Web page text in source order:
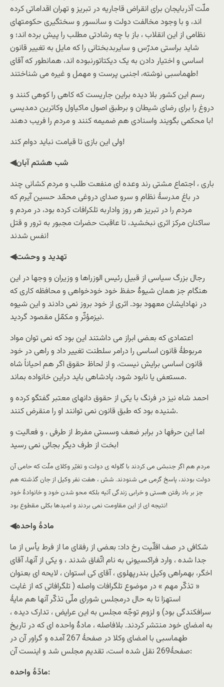
ملّت آذربایجان برای انقراض قاجاریه در تبریز و تهران اقداماتی کرده
اند، و با وجود مخالفت دولت و سانسور و سختگیری حکومتهای
نظامی از این انقلاب ، باز با چه رشادتی مطلب را پیش برده اند؛ و
شاید براستی مدرّس و سایربدبختانی را که مایل به تغییر قانون
اساسی و اختیار دادن به یک دیکتاتورنبوده اند، همانطور که آقای
طهماسبی نوشته، اجنبی پرست و مهمل و غیره می شناختند!
رسم این کشور بلا دیده براین جاریست که کاهی را کوهی کنند و
دروغ را برای رضای شیطان و برطبق اصول ماکیاول وکاترین دمدیسی
با محکمی بگویند واسنادی هم ضمیمه کنند و مردم را فریب دهند!
ولی این بازی تا قیامت نباید دوام کند!
◀شب هشتم آبان
باری ، اجتماع مشتی رند وعده ای منفعت طلب و مردم کشانی چند
در باغ مدرسۀ نظام و سرو صدای دروغی محمّد حسین آیرم که
مردم را در تبریز هر روز واداربه تلکرافات کرده بود، در مردم و
ساکنان مرکز اثری نبخشید، تا عاقبت حضرات مجبور به ترور و قتل
نفس شدند!
◀تهدید و وحشت
رجال بزرگ سیاسی از قبیل رئیس الوزراها و وزیران و وجها در این
هنگام جز همان شیوۀ حفظ خود خودخواهی و محافظه کاری که
در نهادایشان معهود بود. اثری از خود بروز نمی دادند و این شیوه
نیزمؤثّر و مکمّل مقصود گردید.
اعتمادی که بعضی ابراز می داشتند این بود که نمی توان مواد
مربوطۀ قانون اساسی را درامر سلطنت تغییر داد و راهی در خود
قانون اساسی برایش نیست، و از لحاظ حقوق اگر هم احیاناً شاه
مستعفی یا نابود شود، پادشاهی باید دراین خانواده بماند.
احمد شاه نیز در فرنگ با یکی از حقوق دانهای معتبر گفتگو کرده و
شنیده بود که طبق قانون نمی توانند او را منقرض کنند.
اما این حرفها در برابر ضعف وسستی مفرط از طرفی ، و فعالیت و
بخت از طرف دیگر بجائی نمی رسید!
مردم هم اگر جنبشی می کردند با گلوله ی دولت و تغیّر وکلای ملّت که حامی آن
دولت بودند، پاسخ گرمی می شنودند. شش ، هفت نفر وکیل از جان گذشته هم
جز بر باد رفتن هستی و خرابی زندگی آتیه بلکه محو شدن خود و خانوادۀ خود
نتیجه ای از این مقاومت نمی بردند و امیدها بکلی مقطوع بود!
◀مادۀ واحده
شکافی در صف اقلّیت رخ داد: بعضی از رفقای ما از فرط یأس از ما
جدا شده ، وارد فراکسیونی به نام اتّفاق شدند ، و یکی از آنها، آقای
اخگر، بهمراهی وکیل بندرپهلوی ، آقای کی استوان ، لایحه ای بعنوان
« تذکّر مهم » در موضوع تلگرافات واصله ( تلگرافاتی که از غایت
استهزا تا به حال درمجلس شورای ملّی تذکّر آنها هم مایۀ
سرافکندگی بود) و لزوم توجّه مجلس به این عرایض ، تدارک دیده ،
به امضای خود منتشر کردند. بلافاصله ، مادۀ واحده ای که در تاریخ
طهماسبی با امضای وکلا در صفحۀ 267 آمده و گراور آن در
صفحۀ269 نقل شده است، تقدیم مجلس شد و اینست آن:
مادّۀ واحده: